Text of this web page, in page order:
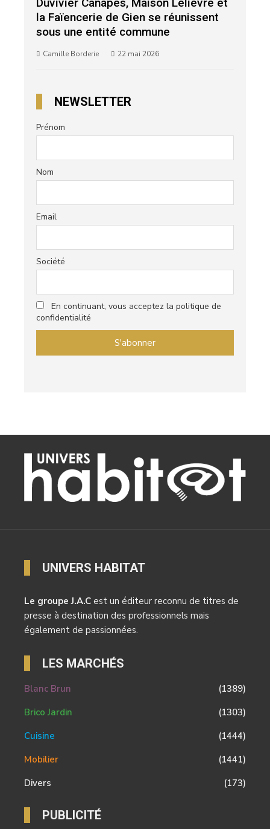
Duvivier Canapés, Maison Lelièvre et
la Faïencerie de Gien se réunissent
sous une entité commune
Camille Borderie 22 mai 2026
NEWSLETTER
Prénom
Nom
Email
Société
En continuant, vous acceptez la politique de
confidentialité
UNIVERS HABITAT
Le groupe J.A.C est un éditeur reconnu de titres de
presse à destination des professionnels mais
également de passionnées.
LES MARCHÉS
Blanc Brun
(1389)
Brico Jardin
(1303)
Cuisine
(1444)
Mobilier
(1441)
Divers
(173)
PUBLICITÉ